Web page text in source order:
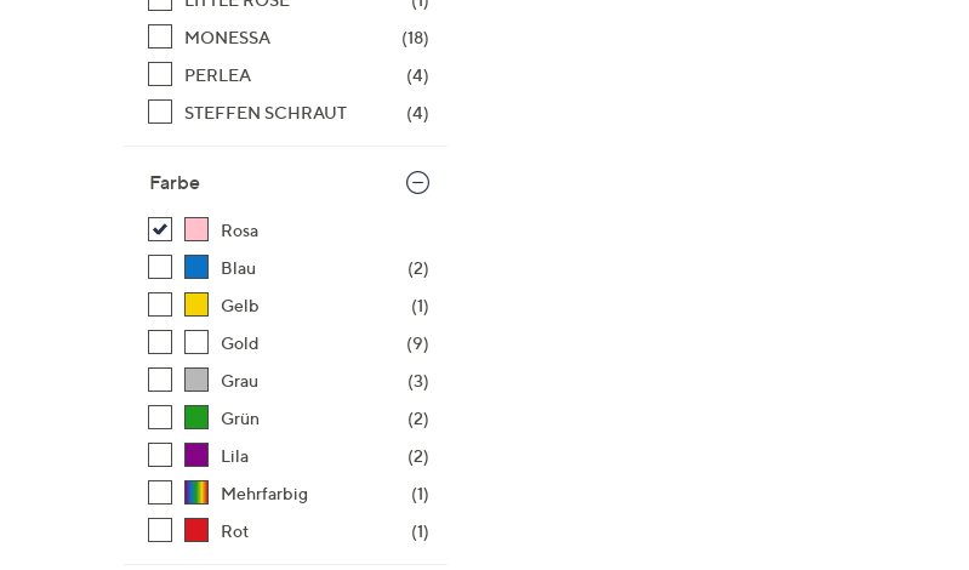
MONESSA
(18)
PERLEA
(4)
STEFFEN SCHRAUT
(4)
Farbe
Rosa
Blau
(2)
Gelb
(1)
Gold
(9)
Grau
(3)
Grün
(2)
Lila
(2)
Mehrfarbig
(1)
Rot
(1)